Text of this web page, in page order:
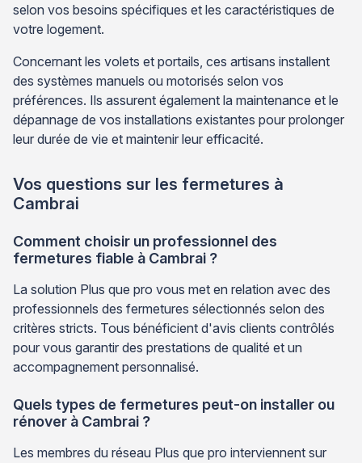
selon vos besoins spécifiques et les caractéristiques de
votre logement.
Concernant les volets et portails, ces artisans installent
des systèmes manuels ou motorisés selon vos
préférences. Ils assurent également la maintenance et le
dépannage de vos installations existantes pour prolonger
leur durée de vie et maintenir leur efficacité.
Vos questions sur les fermetures à
Cambrai
Comment choisir un professionnel des
fermetures fiable à Cambrai ?
La solution Plus que pro vous met en relation avec des
professionnels des fermetures sélectionnés selon des
critères stricts. Tous bénéficient d'avis clients contrôlés
pour vous garantir des prestations de qualité et un
accompagnement personnalisé.
Quels types de fermetures peut-on installer ou
rénover à Cambrai ?
Les membres du réseau Plus que pro interviennent sur